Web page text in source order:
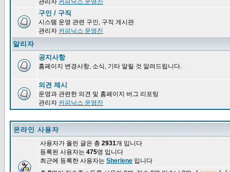
관리자 커피닉스 운영진
구인 / 구직
시스템 운영 관련 구인, 구직 게시판
관리자 커피닉스 운영진
알리자
공지사항
홈페이지 변경사항, 소식, 기타 알릴 것 알려드립니다.
의견 제시
운영과 관련한 의견 및 홈페이지 버그 리포팅
관리자 커피닉스 운영진
온라인 사용자
사용자가 올린 글은 총 2931개 입니다
등록된 사용자는 475명 입니다
최근에 등록한 사용자는 Sherlene 입니다